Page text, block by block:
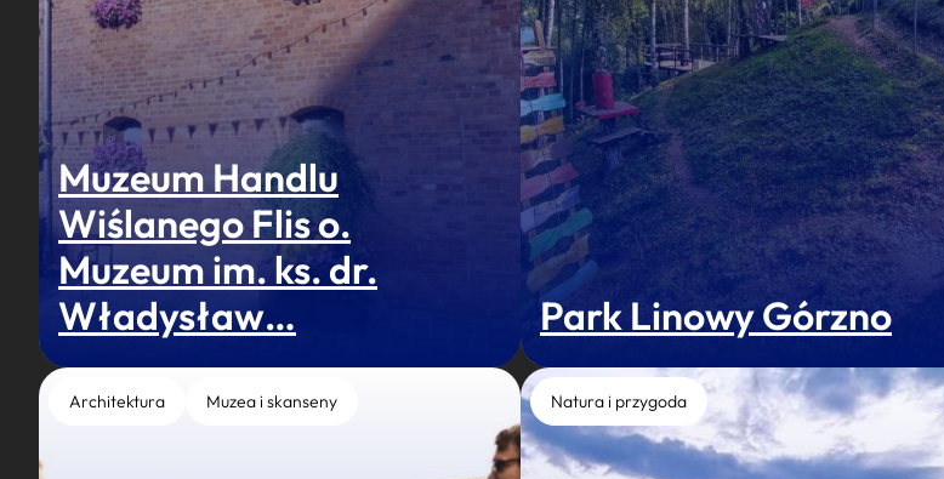
Muzeum Handlu
Wiślanego Flis o.
Muzeum im. ks. dr.
Władysław…
Park Linowy Górzno
Architektura Muzea i skanseny Natura i przygoda